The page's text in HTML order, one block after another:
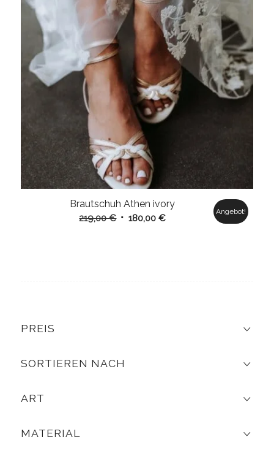
Brautschuh Athen ivory
219,00€ Ursprünglicher
180,00€Aktueller
Angebot!
PREIS
SORTIEREN NACH
ART
MATERIAL